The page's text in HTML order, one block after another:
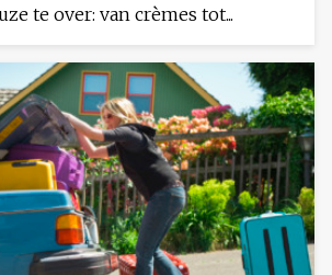
te over: van crèmes tot...